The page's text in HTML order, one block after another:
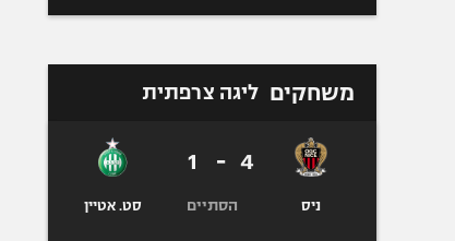
משחקים ליגה צרפתית
ניס
4
-
1
הסתיים סט. אטיין